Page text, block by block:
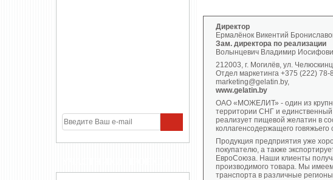
Директор
Ермалёнок Викентий
Зам. директора по реализации
Волынцевич Владимир
212003, г. Могилёв, ул.
Отдел маркетинга +375 (222) 78-
marketing@gelatin.by,
www.gelatin.by
ОАО «МОЖЕЛИТ» - один из
территории СНГ и
реализует пищевой желатин в
коллагенсодержащего
Продукция предприятия уже
покупателю, а также
ЕвроСоюза. Наши клиенты
производимого товара. Мы
транспорта в различные